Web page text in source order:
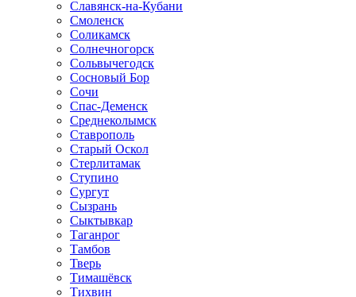
Славянск-на-Кубани
Смоленск
Соликамск
Солнечногорск
Сольвычегодск
Сосновый Бор
Сочи
Спас-Деменск
Среднеколымск
Ставрополь
Старый Оскол
Стерлитамак
Ступино
Сургут
Сызрань
Сыктывкар
Таганрог
Тамбов
Тверь
Тимашёвск
Тихвин